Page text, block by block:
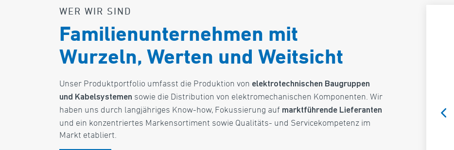
WER WIR SIND
Familienunternehmen mit
Wurzeln, Werten und Weitsicht
Unser Produktportfolio umfasst die Produktion von elektro­technischen Baugruppen
und Kabelsystemen sowie die Distribution von elektro­mechanischen Komponenten. Wir
haben uns durch langjähriges Know-how, Fokussierung auf marktführende Lieferanten
und ein konzentriertes Markensortiment sowie Qualitäts- und Servicekompetenz im
Markt etabliert.